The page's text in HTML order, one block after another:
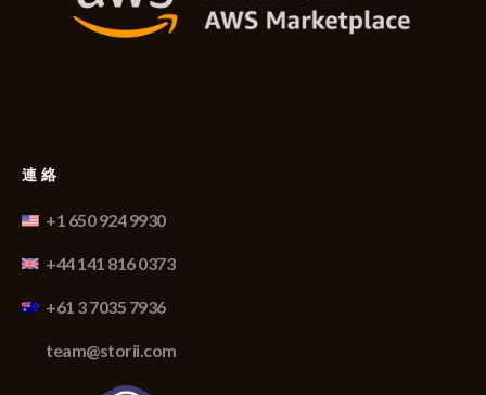
連絡
+1 650 924 9930
+44 141 816 0373
+61 3 7035 7936
team@storii.com